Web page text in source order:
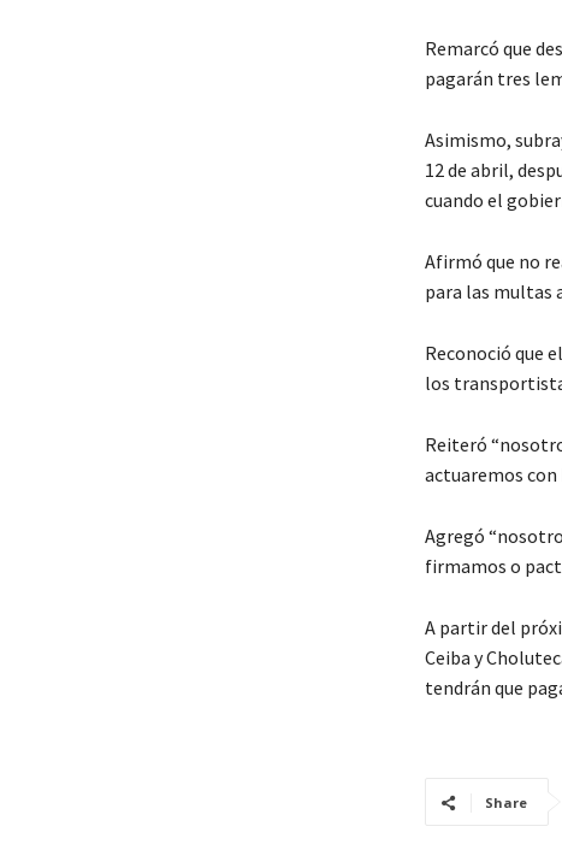
Remarcó que
pagarán tres
Asimismo,
12 de abril,
cuando el
Afirmó que no
para las multas
Reconoció que
los
Reiteró
actuaremos con
Agregó
firmamos o
A partir del
Ceiba y
tendrán que
Share